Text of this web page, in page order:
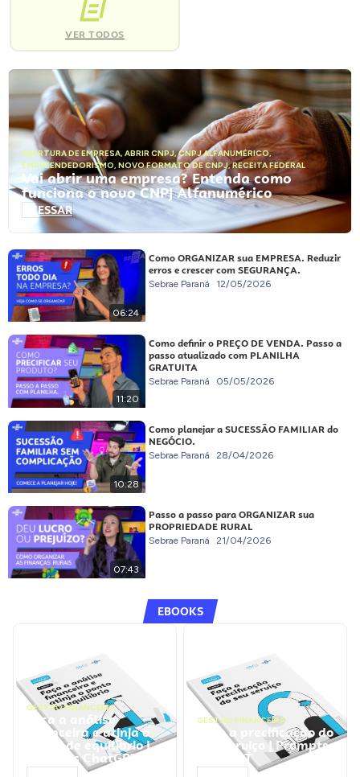
VER TODOS
ABERTURA DE EMPRESA, ABRIR CNPJ,CNPJ ALFANUMÉRICO,
EMPREENDEDORISMO, NOVO FORMATO DE CNPJ,RECEITA FEDERAL
Vai abrir uma empresa? Entenda como
funciona o novo CNPJ Alfanumérico
ACESSAR
06:24
Como ORGANIZAR sua EMPRESA. Reduzir
erros e crescer com SEGURANÇA.
Sebrae Paraná 12/05/2026
11:20
Como definir o PREÇO DE VENDA. Passo a
passo atualizado com PLANILHA
GRATUITA
Sebrae Paraná 05/05/2026
10:28
Como planejar a SUCESSÃO FAMILIAR do
NEGÓCIO.
Sebrae Paraná 28/04/2026
07:43
Passo a passo para ORGANIZAR sua
PROPRIEDADE RURAL
Sebrae Paraná 21/04/2026
EBOOKS
GESTÃO FINANCEIRA
Faça a análise
financeira e atinja o
ponto de equilíbrio |
Prompts ChatGPT
GESTÃO FINANCEIRA
Faça a precificação do
seu serviço | Prompts
ChatGPT